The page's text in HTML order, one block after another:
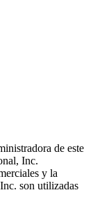
de este
Inc.
y la
son utilizadas